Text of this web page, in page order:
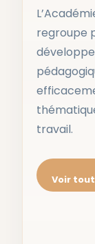
regroupe
travail.
Voir